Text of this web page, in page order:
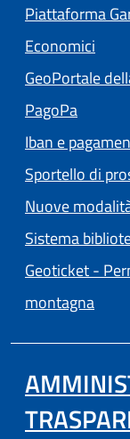
Piattaforma
Economici
GeoPortale
PagoPa
Iban e
Sportello di
Nuove
Sistema
Geoticket -
montagna